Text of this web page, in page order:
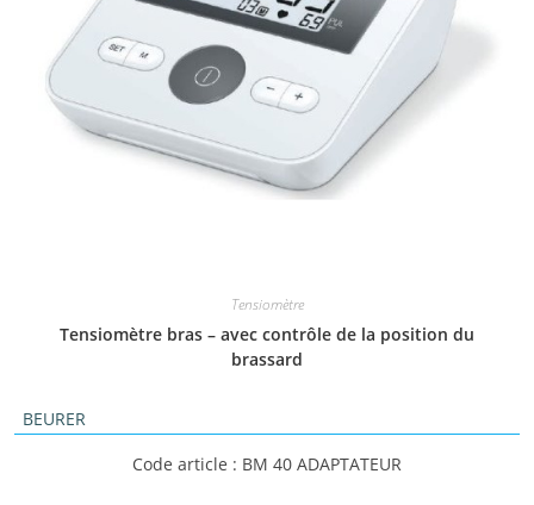
Tensiomètre
Tensiomètre bras – avec contrôle de la position du
brassard
BEURER
Code article : BM 40 ADAPTATEUR